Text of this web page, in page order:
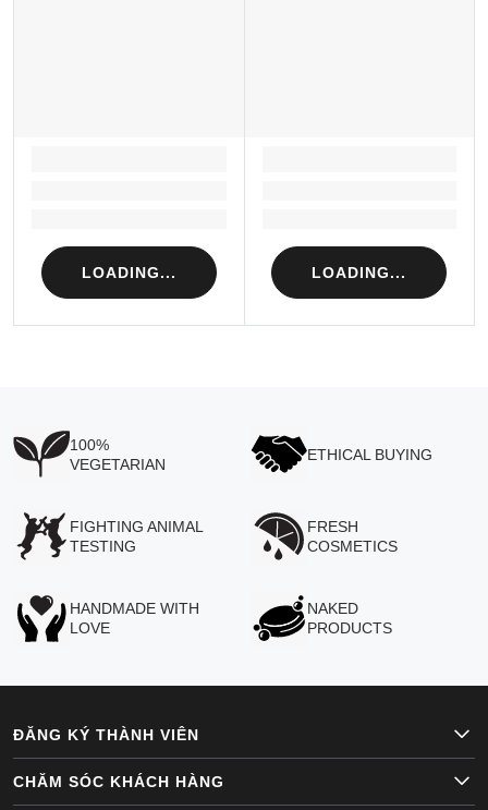
LOADING... LOADING...
100%
VEGETARIAN
ETHICAL BUYING
FIGHTING ANIMAL
TESTING
FRESH
COSMETICS
HANDMADE WITH
LOVE
NAKED
PRODUCTS
ĐĂNG KÝ THÀNH VIÊN
CHĂM SÓC KHÁCH HÀNG